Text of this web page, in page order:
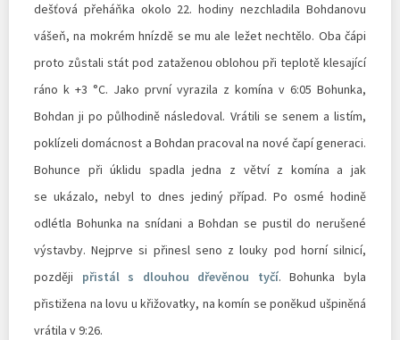
dešťová přeháňka okolo 22. hodiny nezchladila Bohdanovu
vášeň, na mokrém hnízdě se mu ale ležet nechtělo. Oba čápi
proto zůstali stát pod zataženou oblohou při teplotě klesající
ráno k +3 °C. Jako první vyrazila z komína v 6:05 Bohunka,
Bohdan ji po půlhodině následoval. Vrátili se senem a listím,
poklízeli domácnost a Bohdan pracoval na nové čapí generaci.
Bohunce při úklidu spadla jedna z větví z komína a jak
se ukázalo, nebyl to dnes jediný případ. Po osmé hodině
odlétla Bohunka na snídani a Bohdan se pustil do nerušené
výstavby. Nejprve si přinesl seno z louky pod horní silnicí,
později přistál s dlouhou dřevěnou tyčí. Bohunka byla
přistižena na lovu u křižovatky, na komín se poněkud ušpiněná
vrátila v 9:26.